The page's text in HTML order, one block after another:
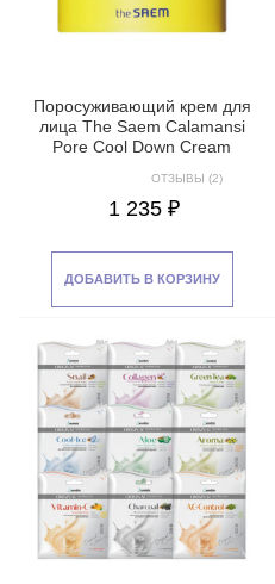
Поросуживающий крем для
лица The Saem Calamansi
Pore Cool Down Cream
ОТЗЫВЫ (2)
1 235 ₽
ДОБАВИТЬ В КОРЗИНУ